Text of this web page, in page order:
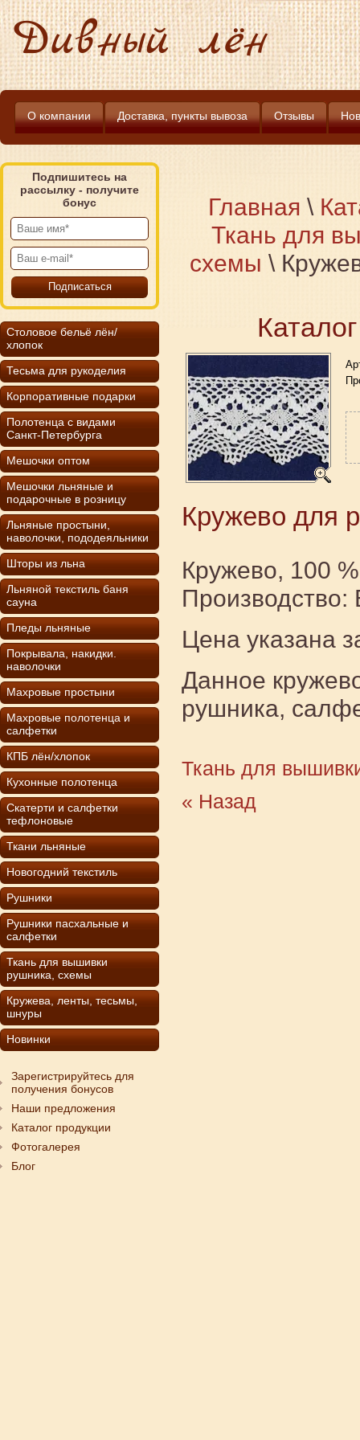
Дивный лён
О компании Доставка, пункты вывоза Отзывы
Подпишитесь на
рассылку - получите
бонус
Столовое бельё лён/
хлопок
Тесьма для рукоделия
Корпоративные подарки
Полотенца с видами
Санкт-Петербурга
Мешочки оптом
Мешочки льняные и
подарочные в розницу
Льняные простыни,
наволочки, пододеяльники
Шторы из льна
Льняной текстиль баня
сауна
Пледы льняные
Покрывала, накидки.
наволочки
Махровые простыни
Махровые полотенца и
салфетки
КПБ лён/хлопок
Кухонные полотенца
Скатерти и салфетки
тефлоновые
Ткани льняные
Новогодний текстиль
Рушники
Рушники пасхальные и
салфетки
Ткань для вышивки
рушника, схемы
Кружева, ленты, тесьмы,
шнуры
Новинки
Зарегистрируйтесь для
получения бонусов
Наши предложения
Каталог продукции
Фотогалерея
Блог
Главная \
Ткань для
схемы \
Кружево для
Кружево, 100
Производство:
Цена указана
Данное
рушника,
Ткань для
« Назад